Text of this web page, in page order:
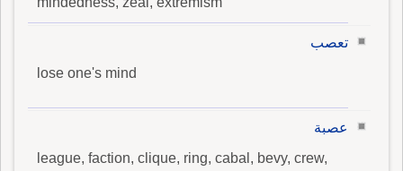
تعصب
lose one's mind
عصبة
league, faction, clique, ring, cabal, bevy, crew,